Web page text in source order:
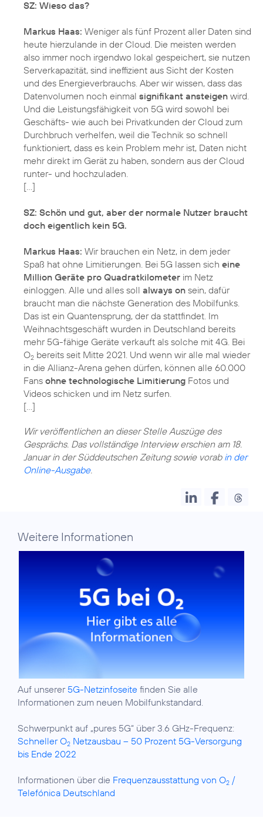
SZ: Wieso das?
Markus Haas: Weniger als fünf Prozent aller Daten sind
heute hierzulande in der Cloud. Die meisten werden
also immer noch irgendwo lokal gespeichert, sie nutzen
Serverkapazität, sind ineffizient aus Sicht der Kosten
und des Energieverbrauchs. Aber wir wissen, dass das
Datenvolumen noch einmal signifikant ansteigen wird.
Und die Leistungsfähigkeit von 5G wird sowohl bei
Geschäfts- wie auch bei Privatkunden der Cloud zum
Durchbruch verhelfen, weil die Technik so schnell
funktioniert, dass es kein Problem mehr ist, Daten nicht
mehr direkt im Gerät zu haben, sondern aus der Cloud
runter- und hochzuladen.
[…]
SZ: Schön und gut, aber der normale Nutzer braucht
doch eigentlich kein 5G.
Markus Haas: Wir brauchen ein Netz, in dem jeder
Spaß hat ohne Limitierungen. Bei 5G lassen sich eine
Million Geräte pro Quadratkilometer im Netz
einloggen. Alle und alles soll always on sein, dafür
braucht man die nächste Generation des Mobilfunks.
Das ist ein Quantensprung, der da stattfindet. Im
Weihnachtsgeschäft wurden in Deutschland bereits
mehr 5G-fähige Geräte verkauft als solche mit 4G. Bei
O2 bereits seit Mitte 2021. Und wenn wir alle mal wieder
in die Allianz-Arena gehen dürfen, können alle 60.000
Fans ohne technologische Limitierung Fotos und
Videos schicken und im Netz surfen.
[…]
Wir veröffentlichen an dieser Stelle Auszüge des
Gesprächs. Das vollständige Interview erschien am 18.
Januar in der Süddeutschen Zeitung sowie vorab in der
Online-Ausgabe.
Weitere Informationen
Auf unserer 5G-Netzinfoseite finden Sie alle
Informationen zum neuen Mobilfunkstandard.
Schwerpunkt auf „pures 5G“ über 3.6 GHz-Frequenz:
Schneller O2 Netzausbau – 50 Prozent 5G-Versorgung
bis Ende 2022
Informationen über die Frequenzausstattung von O2 /
Telefónica Deutschland